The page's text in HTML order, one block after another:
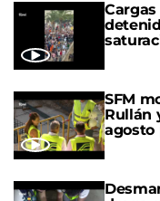
SFM
Rullán
agosto